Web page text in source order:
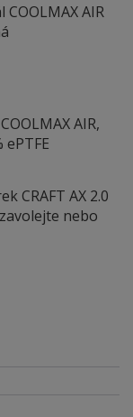
AIR
AIR,
CRAFT AX 2.0
nebo